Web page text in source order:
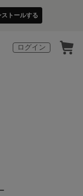
ストールする
ログイン